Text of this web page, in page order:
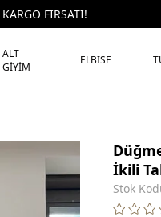
FIRSATI!
ALT
GİYİM
ELBİSE
İkili
Stok